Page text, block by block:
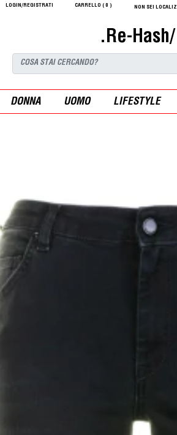
LOGIN/REGISTRATI CARRELLO ( 0 ) NON SEI
.Re-Hash/
DONNA UOMO LIFESTYLE